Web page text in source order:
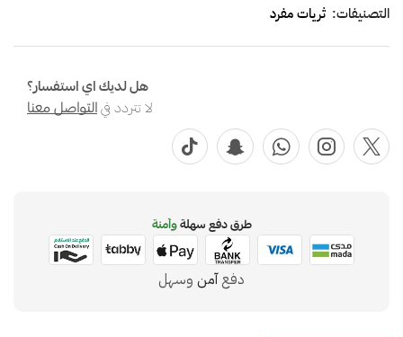
التصنيفات: ثريات مفرد
هل لديك اي استفسار؟
لا تتردد فيالتواصل معنا
طرق دفع سهلةوآمنة
دفعآمن وسهل